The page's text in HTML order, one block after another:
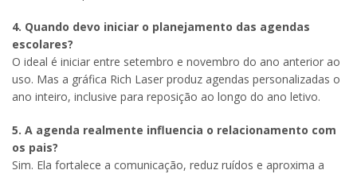
4. Quando devo iniciar o planejamento das agendas
escolares?
O ideal é iniciar entre setembro e novembro do ano anterior ao
uso. Mas a gráfica Rich Laser produz agendas personalizadas o
ano inteiro, inclusive para reposição ao longo do ano letivo.
5. A agenda realmente influencia o relacionamento com
os pais?
Sim. Ela fortalece a comunicação, reduz ruídos e aproxima a